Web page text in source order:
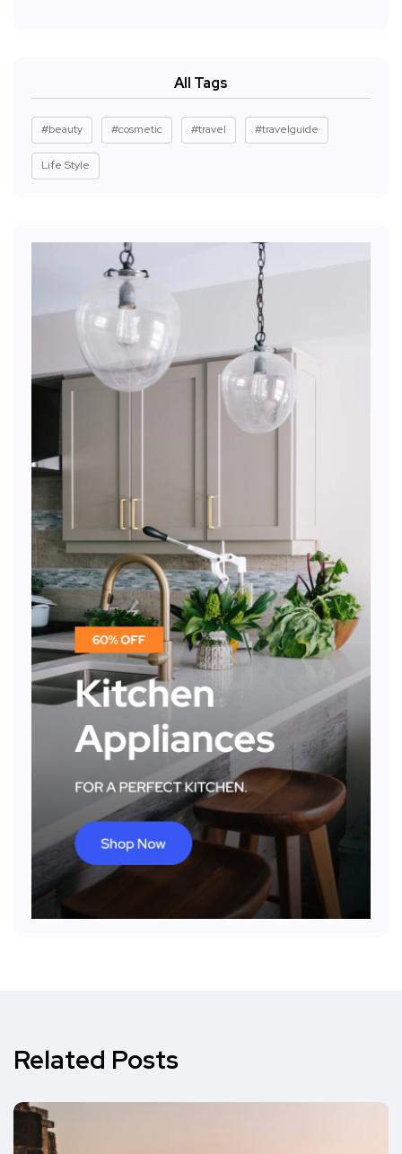
All Tags
#beauty #cosmetic #travel #travelguide
Life Style
Related Posts